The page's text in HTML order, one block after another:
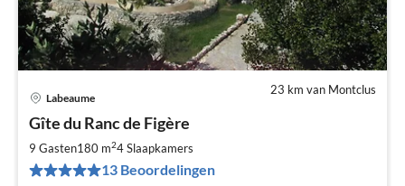
23 km van Montclus
Labeaume
Gîte du Ranc de Figère
9 Gasten180 m24Slaapkamers
13 Beoordelingen